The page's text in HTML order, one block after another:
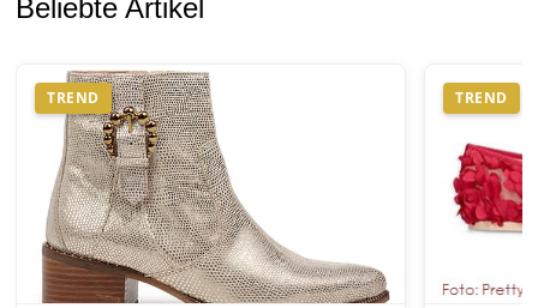
Beliebte Artikel
TREND TREND